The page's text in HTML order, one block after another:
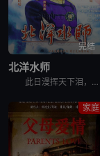
完结
北洋水师
此日漫挥天下泪，有公足壮海军威。曾经威震世界的北洋水师是如何建立，成为亚洲第一位，如何葬身大海，从而走向覆灭。真实再现中日大血战、旅顺大屠杀、朝鲜平壤战争、辽东战役、丰岛海战、黄海海战、山东威海大
家庭